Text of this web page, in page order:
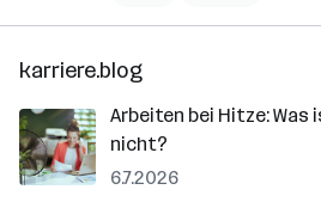
karriere.blog
Arbeiten bei Hitze: Was
nicht?
6.7.2026